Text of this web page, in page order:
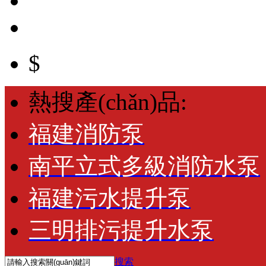
$
熱搜產(chǎn)品:
福建消防泵
南平立式多級消防水泵
福建污水提升泵
三明排污提升水泵
搜索